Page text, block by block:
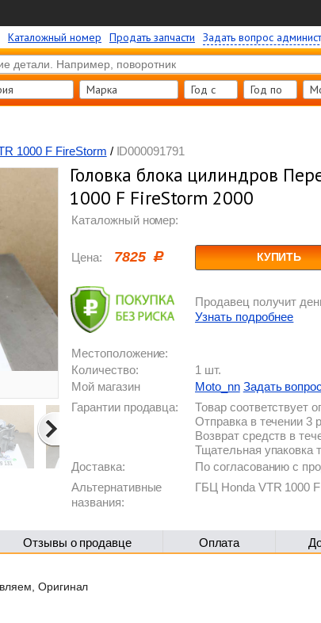
Каталожный номер Продать запчасти Задать вопрос
Марка Год c Год по
1000 F FireStorm / ID000091791
Головка блока цилиндров
1000 F FireStorm 2000
Каталожный номер:
Цена: 7825 КУПИТЬ
Продавец получит
Узнать подробнее
Местоположение:
Количество:
1 шт.
Мой магазин
Moto_nn Задать вопрос
Гарантии продавца:
Товар соответствует
Отправка в течении 3
Возврат средств в
Тщательная упаковка
Доставка:
По согласованию с
Альтернативные
названия:
ГБЦ Honda VTR 1000
Отзывы о продавце Оплата
Оригинал